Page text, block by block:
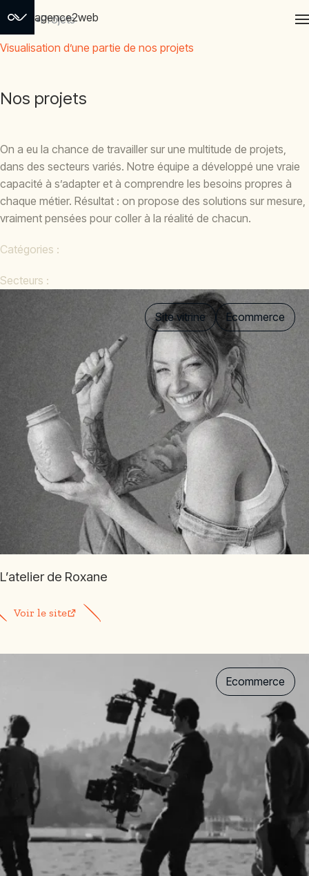
agence2web
Accueil Projets
Visualisation d’une partie de nos projets
Nos projets
On a eu la chance de travailler sur une multitude de projets,
dans des secteurs variés. Notre équipe a développé une vraie
capacité à s’adapter et à comprendre les besoins propres à
chaque métier. Résultat : on propose des solutions sur mesure,
vraiment pensées pour coller à la réalité de chacun.
Catégories :
Secteurs :
Site vitrine Ecommerce
L’atelier de Roxane
Voir le site
Ecommerce